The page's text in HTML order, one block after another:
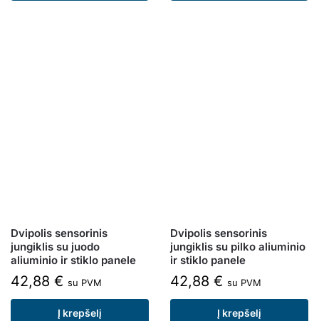
Dvipolis sensorinis
jungiklis su juodo
aliuminio ir stiklo panele
42,88 € su PVM
Į krepšelį
Dvipolis sensorinis
jungiklis su pilko aliuminio
ir stiklo panele
42,88 € su PVM
Į krepšelį